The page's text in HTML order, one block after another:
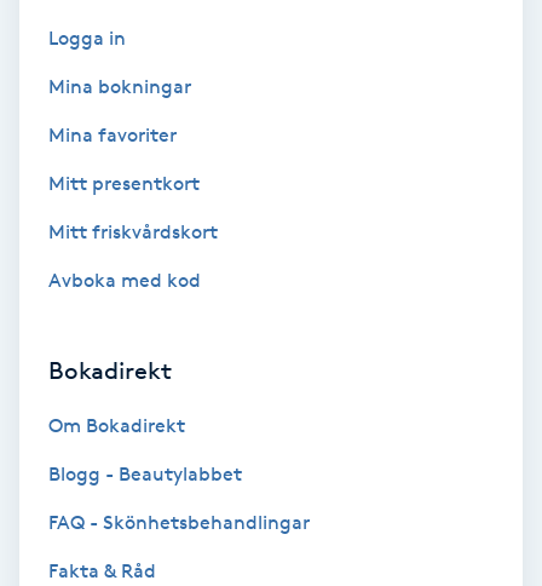
Eyeliner-tatuering
Face framing
Fettreducering
Fillers
Logga in
Mina bokningar
Mina favoriter
Mitt presentkort
Mitt friskvårdskort
Avboka med kod
Bokadirekt
Om Bokadirekt
Blogg - Beautylabbet
FAQ - Skönhetsbehandlingar
Fakta & Råd